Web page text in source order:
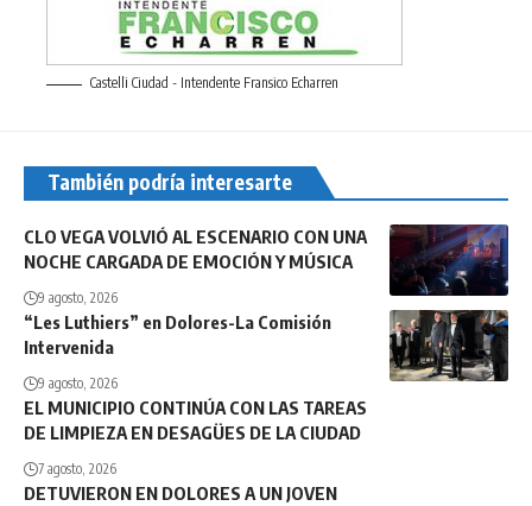
Castelli Ciudad - Intendente Fransico Echarren
También podría interesarte
CLO VEGA VOLVIÓ AL ESCENARIO CON UNA
NOCHE CARGADA DE EMOCIÓN Y MÚSICA
9 agosto, 2026
“Les Luthiers” en Dolores-La Comisión
Intervenida
9 agosto, 2026
EL MUNICIPIO CONTINÚA CON LAS TAREAS
DE LIMPIEZA EN DESAGÜES DE LA CIUDAD
7 agosto, 2026
DETUVIERON EN DOLORES A UN JOVEN